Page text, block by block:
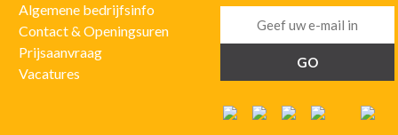
Algemene bedrijfsinfo
Contact & Openingsuren
Prijsaanvraag
Vacatures